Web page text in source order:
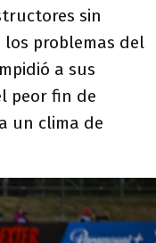
sin
los problemas del
a sus
peor fin de
un clima de